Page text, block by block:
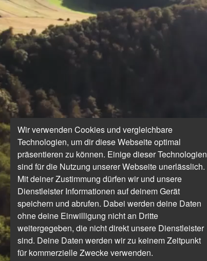
Wir verwenden Cookies und vergleichbare
Technologien, um dir diese Webseite optimal
präsentieren zu können. Einige dieser Technologien
sind für die Nutzung unserer Webseite unerlässlich.
Mit deiner Zustimmung dürfen wir und unsere
Dienstleister Informationen auf deinem Gerät
speichern und abrufen. Dabei werden deine Daten
ohne deine Einwilligung nicht an Dritte
weitergegeben, die nicht direkt unsere Dienstleister
sind. Deine Daten werden wir zu keinem Zeitpunkt
für kommerzielle Zwecke verwenden.